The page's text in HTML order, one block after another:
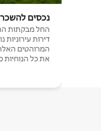
נכסים
החל מבקתות
דירות עירוניות
המרוהטים
את כל הנוחיות